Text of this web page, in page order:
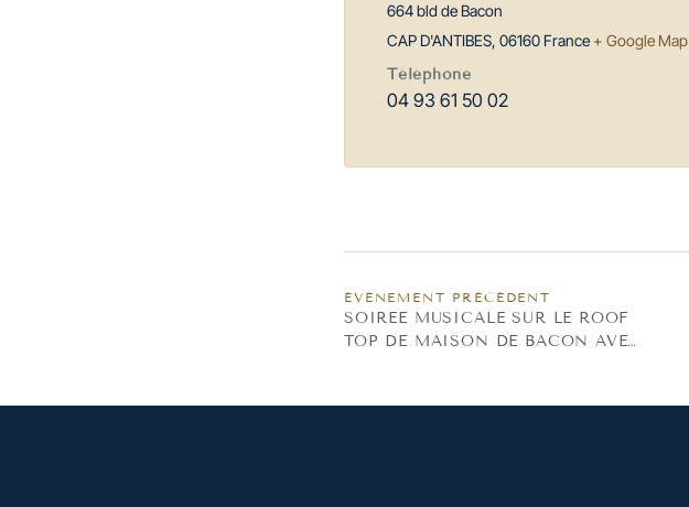
664 bld de Bacon
CAP D'ANTIBES, 06160 France + Google Map
Téléphone
04 93 61 50 02
ÉVÈNEMENT PRÉCÉDENT
SOIREE MUSICALE SUR LE ROOF
TOP DE MAISON DE BACON AVEC